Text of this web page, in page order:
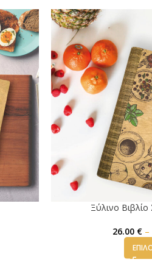
Ξύλινο
26.00 € –